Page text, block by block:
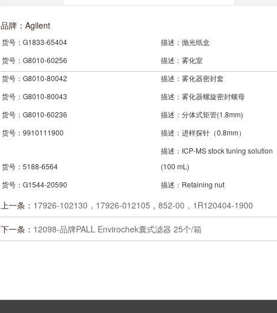
品牌：Agilent
货号：G1833-65404
描述：抛光纸盒
货号：G8010-60256
描述：雾化室
货号：G8010-80042
描述：雾化器密封套
货号：G8010-80043
描述：雾化器螺旋密封螺母
货号：G8010-60236
描述：分体式矩管(1.8mm)
货号：9910111900
描述：进样探针（0.8mm）
货号：5188-6564
描述：ICP-MS stock tuning solution
(100 mL)
货号：G1544-20590
描述：Retaining nut
上一条： 17926-102130，17926-012105，852-00，1R120404-1900
下一条： 12098-品牌PALL Envirochek囊式滤器 25个/箱